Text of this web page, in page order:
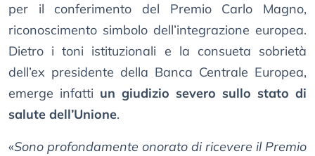
per il conferimento del Premio Carlo Magno,
riconoscimento simbolo dell’integrazione europea.
Dietro i toni istituzionali e la consueta sobrietà
dell’ex presidente della Banca Centrale Europea,
emerge infatti un giudizio severo sullo stato di
salute dell’Unione.
«Sono profondamente onorato di ricevere il Premio